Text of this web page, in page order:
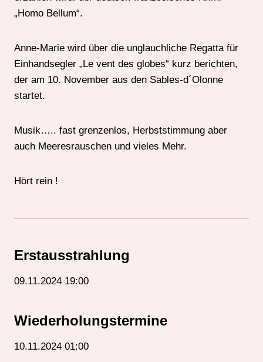
„Homo Bellum“.
Anne-Marie wird über die unglauchliche Regatta für
Einhandsegler „Le vent des globes“ kurz berichten,
der am 10. November aus den Sables-d´Olonne
startet.
Musik….. fast grenzenlos, Herbststimmung aber
auch Meeresrauschen und vieles Mehr.
Hört rein !
Erstausstrahlung
09.11.2024 19:00
Wiederholungstermine
10.11.2024 01:00